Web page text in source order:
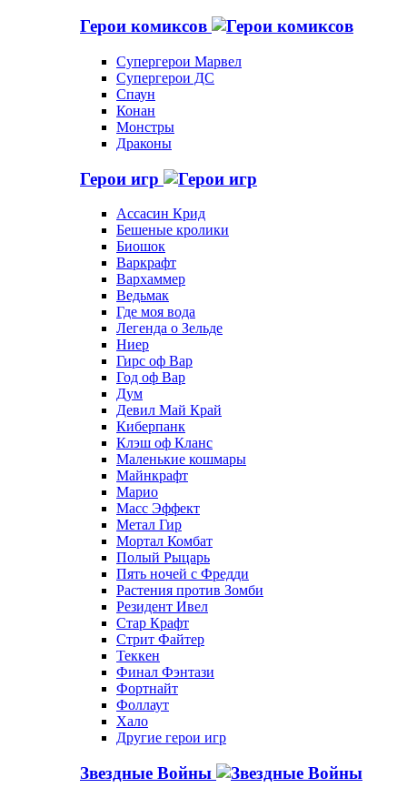
Герои комиксов
Супергерои Марвел
Супергерои ДС
Спаун
Конан
Монстры
Драконы
Герои игр
Ассасин Крид
Бешеные кролики
Биошок
Варкрафт
Вархаммер
Ведьмак
Где моя вода
Легенда о Зельде
Ниер
Гирс оф Вар
Год оф Вар
Дум
Девил Май Край
Киберпанк
Клэш оф Кланс
Маленькие кошмары
Майнкрафт
Марио
Масс Эффект
Метал Гир
Мортал Комбат
Полый Рыцарь
Пять ночей с Фредди
Растения против Зомби
Резидент Ивел
Стар Крафт
Стрит Файтер
Теккен
Финал Фэнтази
Фортнайт
Фоллаут
Хало
Другие герои игр
Звездные Войны